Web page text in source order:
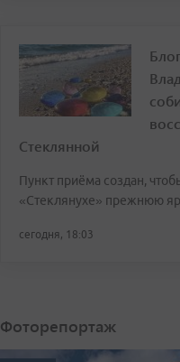
Стеклянной
Пункт приёма создан,
«Стеклянухе» прежнюю
сегодня, 18:03
Фоторепортаж